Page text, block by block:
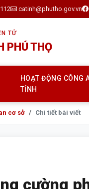
catinh@phutho.gov.vn
TỬ
PHÚ THỌ
HOẠT ĐỘNG CÔNG
TỈNH
cơ sở Chi tiết bài viết
cường